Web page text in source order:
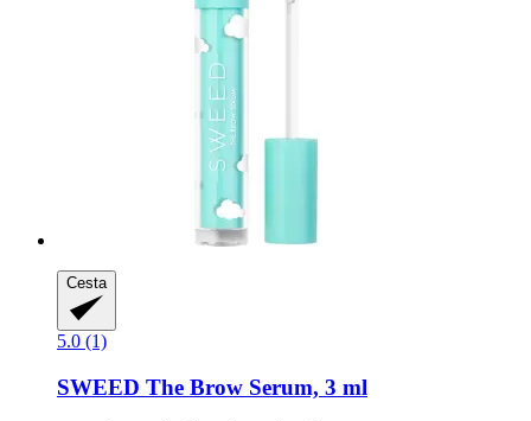
Cesta
5.0 (1)
SWEED The Brow Serum, 3 ml